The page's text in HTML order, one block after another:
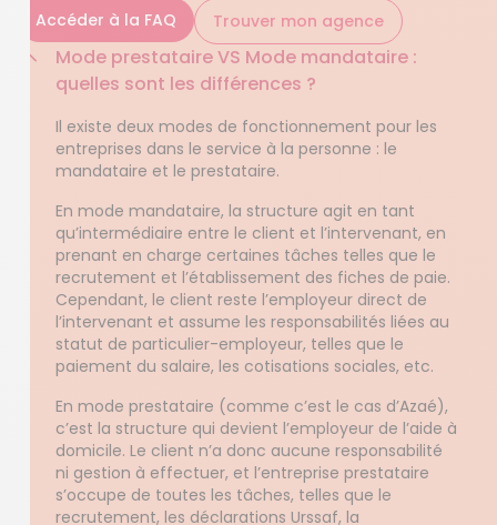
Accéder à la FAQ Trouver mon agence
Mode prestataire VS Mode mandataire :
quelles sont les différences ?
Il existe deux modes de fonctionnement pour les
entreprises dans le service à la personne : le
mandataire et le prestataire.
En mode mandataire, la structure agit en tant
qu’intermédiaire entre le client et l’intervenant, en
prenant en charge certaines tâches telles que le
recrutement et l’établissement des fiches de paie.
Cependant, le client reste l’employeur direct de
l’intervenant et assume les responsabilités liées au
statut de particulier-employeur, telles que le
paiement du salaire, les cotisations sociales, etc.
En mode prestataire (comme c’est le cas d’Azaé),
c’est la structure qui devient l’employeur de l’aide à
domicile. Le client n’a donc aucune responsabilité
ni gestion à effectuer, et l’entreprise prestataire
s’occupe de toutes les tâches, telles que le
recrutement, les déclarations Urssaf, la